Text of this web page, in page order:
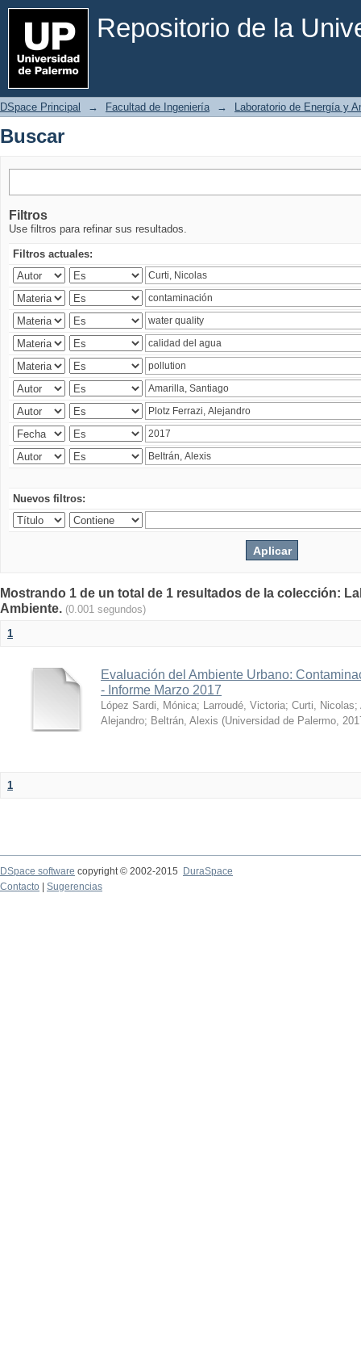
Repositorio de la
Buscar
DSpace Principal → Facultad de Ingeniería → Laboratorio de Energía y
Buscar
Filtros
Use filtros para refinar sus resultados.
Filtros actuales:
Nuevos filtros:
Mostrando 1 de un total de 1 resultados de la colección:
Ambiente. (0.001 segundos)
1
Evaluación del Ambiente Urbano:
- Informe Marzo 2017
López Sardi, Mónica; Larroudé, Victoria; Curti, Nicolas;
Alejandro; Beltrán, Alexis (Universidad de Palermo,
1
DSpace software copyright © 2002-2015
DuraSpace
Contacto
Sugerencias